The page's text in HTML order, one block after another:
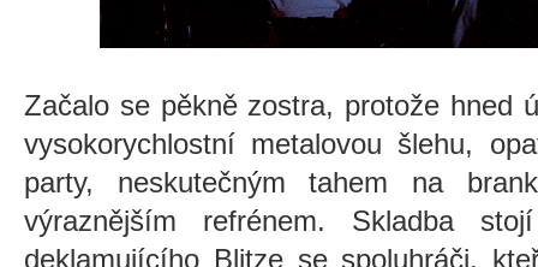
Začalo se pěkně zostra, protože hned
vysokorychlostní metalovou šlehu,
party, neskutečným tahem na
výraznějším refrénem. Skladba
deklamujícího Blitze se spoluhráči,